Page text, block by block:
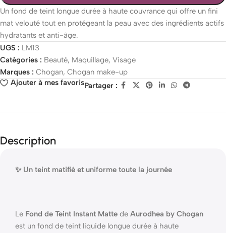
Un fond de teint longue durée à haute couvrance qui offre un fini
mat velouté tout en protégeant la peau avec des ingrédients actifs
hydratants et anti-âge.
UGS : LM13
Catégories : Beauté, Maquillage, Visage
Marques : Chogan, Chogan make-up
Ajouter à mes favorisPartager :
Description
✨ Un teint matifié et uniforme toute la journée
Le Fond de Teint Instant Matte de Aurodhea by Chogan
est un fond de teint liquide longue durée à haute